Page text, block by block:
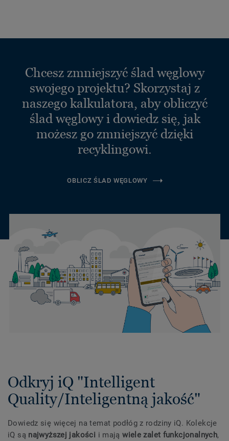
Chcesz zmniejszyć ślad węglowy
swojego projektu? Skorzystaj z
naszego kalkulatora, aby obliczyć
ślad węglowy i dowiedz się, jak
możesz go zmniejszyć dzięki
recyklingowi.
OBLICZ ŚLAD WĘGLOWY
Odkryj iQ "Intelligent
Quality/Inteligentną jakość"
Dowiedz się więcej na temat podłóg z rodziny iQ. Kolekcje
iQ są najwyższej jakości i mająwiele zalet funkcjonalnych,